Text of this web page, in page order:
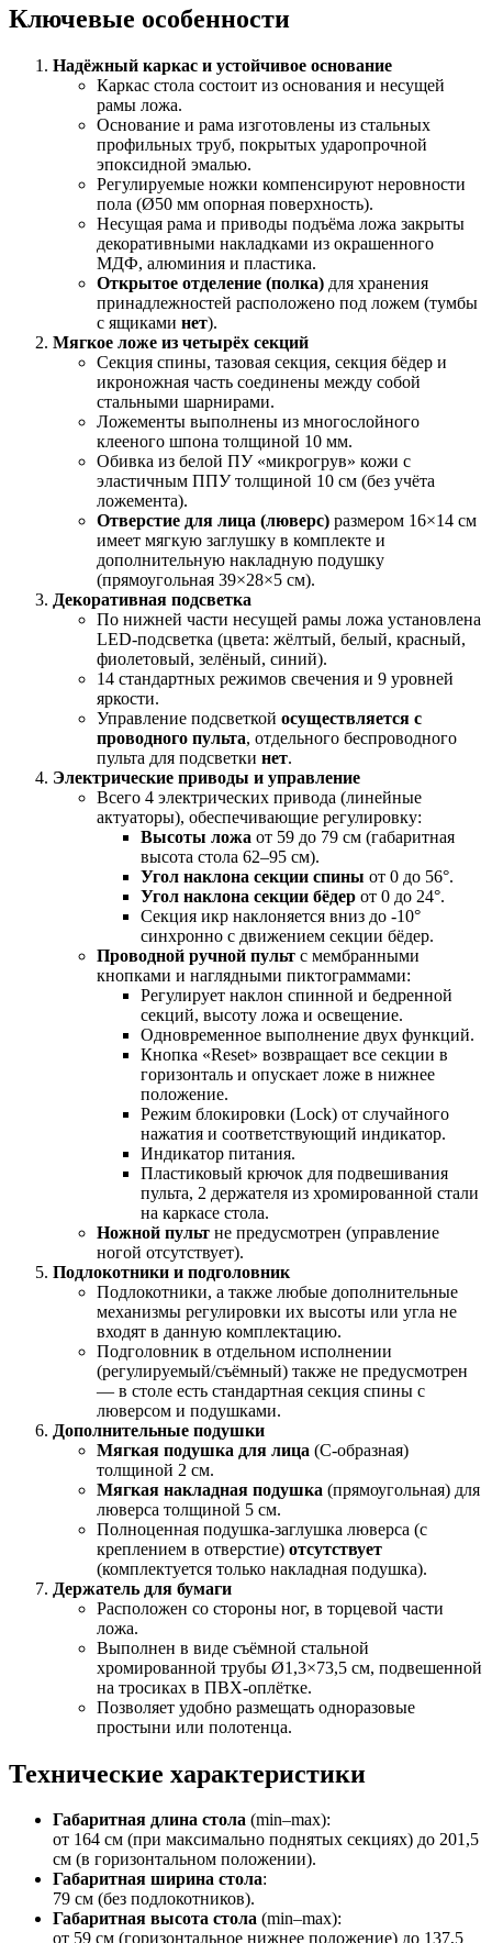
Ключевые особенности
Надёжный каркас и устойчивое основание
Каркас стола состоит из основания и несущей
рамы ложа.
Основание и рама изготовлены из стальных
профильных труб, покрытых ударопрочной
эпоксидной эмалью.
Регулируемые ножки компенсируют неровности
пола (Ø50 мм опорная поверхность).
Несущая рама и приводы подъёма ложа закрыты
декоративными накладками из окрашенного
МДФ, алюминия и пластика.
Открытое отделение (полка) для хранения
принадлежностей расположено под ложем (тумбы
с ящиками нет).
Мягкое ложе из четырёх секций
Секция спины, тазовая секция, секция бёдер и
икроножная часть соединены между собой
стальными шарнирами.
Ложементы выполнены из многослойного
клееного шпона толщиной 10 мм.
Обивка из белой ПУ «микрогрув» кожи с
эластичным ППУ толщиной 10 см (без учёта
ложемента).
Отверстие для лица (люверс) размером 16×14 см
имеет мягкую заглушку в комплекте и
дополнительную накладную подушку
(прямоугольная 39×28×5 см).
Декоративная подсветка
По нижней части несущей рамы ложа установлена
LED-подсветка (цвета: жёлтый, белый, красный,
фиолетовый, зелёный, синий).
14 стандартных режимов свечения и 9 уровней
яркости.
Управление подсветкой осуществляется с
проводного пульта, отдельного беспроводного
пульта для подсветки нет.
Электрические приводы и управление
Всего 4 электрических привода (линейные
актуаторы), обеспечивающие регулировку:
Высоты ложа от 59 до 79 см (габаритная
высота стола 62–95 см).
Угол наклона секции спины от 0 до 56°.
Угол наклона секции бёдер от 0 до 24°.
Секция икр наклоняется вниз до -10°
синхронно с движением секции бёдер.
Проводной ручной пульт с мембранными
кнопками и наглядными пиктограммами:
Регулирует наклон спинной и бедренной
секций, высоту ложа и освещение.
Одновременное выполнение двух функций.
Кнопка «Reset» возвращает все секции в
горизонталь и опускает ложе в нижнее
положение.
Режим блокировки (Lock) от случайного
нажатия и соответствующий индикатор.
Индикатор питания.
Пластиковый крючок для подвешивания
пульта, 2 держателя из хромированной стали
на каркасе стола.
Ножной пульт не предусмотрен (управление
ногой отсутствует).
Подлокотники и подголовник
Подлокотники, а также любые дополнительные
механизмы регулировки их высоты или угла не
входят в данную комплектацию.
Подголовник в отдельном исполнении
(регулируемый/съёмный) также не предусмотрен
— в столе есть стандартная секция спины с
люверсом и подушками.
Дополнительные подушки
Мягкая подушка для лица (C-образная)
толщиной 2 см.
Мягкая накладная подушка (прямоугольная) для
люверса толщиной 5 см.
Полноценная подушка-заглушка люверса (с
креплением в отверстие) отсутствует
(комплектуется только накладная подушка).
Держатель для бумаги
Расположен со стороны ног, в торцевой части
ложа.
Выполнен в виде съёмной стальной
хромированной трубы Ø1,3×73,5 см, подвешенной
на тросиках в ПВХ-оплётке.
Позволяет удобно размещать одноразовые
простыни или полотенца.
Технические характеристики
Габаритная длина стола (min–max):
от 164 см (при максимально поднятых секциях) до 201,5
см (в горизонтальном положении).
Габаритная ширина стола:
79 см (без подлокотников).
Габаритная высота стола (min–max):
от 59 см (горизонтальное нижнее положение) до 137,5